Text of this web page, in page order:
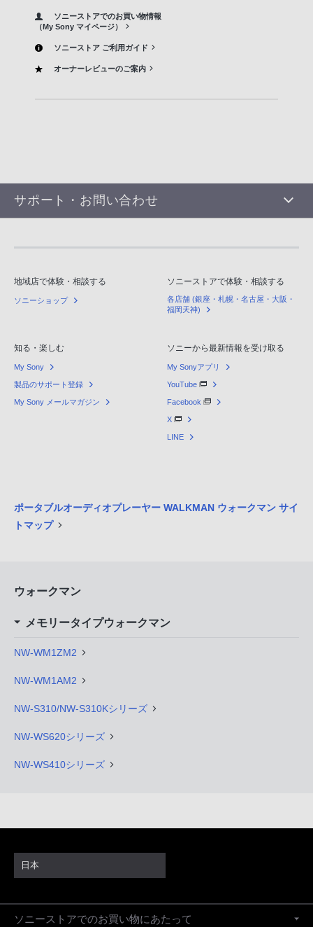
ソニーストアでのお買い物情報
（My Sony マイページ）
ソニーストア ご利用ガイド
オーナーレビューのご案内
サポート・お問い合わせ
地域店で体験・相談する
ソニーショップ
ソニーストアで体験・相談する
各店舗 (銀座・札幌・名古屋・大阪・
福岡天神)
知る・楽しむ
My Sony
製品のサポート登録
My Sony メールマガジン
ソニーから最新情報を受け取る
My Sonyアプリ
YouTube
Facebook
X
LINE
ポータブルオーディオプレーヤー WALKMAN ウォークマン サイ
トマップ
ウォークマン
メモリータイプウォークマン
NW-WM1ZM2
NW-WM1AM2
NW-S310/NW-S310Kシリーズ
NW-WS620シリーズ
NW-WS410シリーズ
日本
ソニーストアでのお買い物にあたって